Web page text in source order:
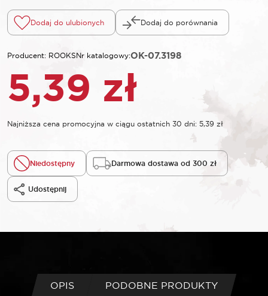
Dodaj do ulubionych Dodaj do porównania
Producent: ROOKSNr katalogowy:OK-07.3198
5,39 zł
Najniższa cena promocyjna w ciągu ostatnich 30 dni: 5,39 zł
Niedostępny Darmowa dostawa od 300 zł
Udostępnij
OPIS
PODOBNE PRODUKTY